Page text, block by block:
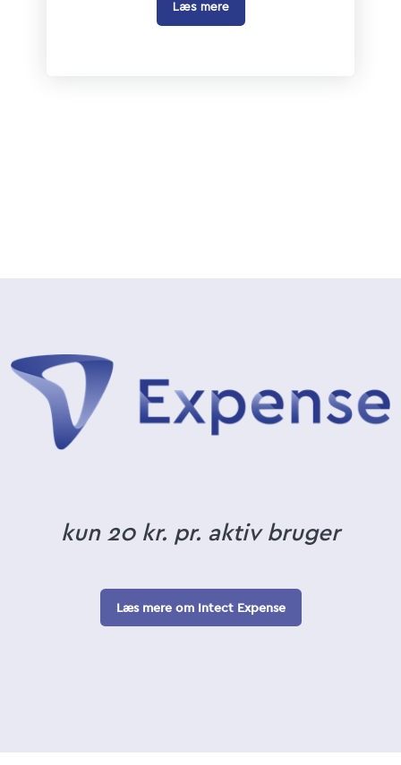
Læs mere
kun 20 kr. pr. aktiv bruger
Læs mere om Intect Expense